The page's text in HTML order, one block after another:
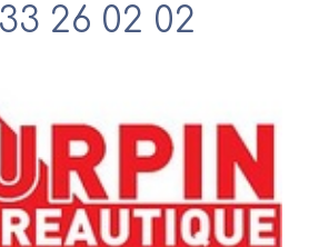
26 02 02